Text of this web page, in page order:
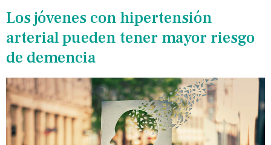
Los jóvenes con hipertensión
arterial pueden tener mayor riesgo
de demencia